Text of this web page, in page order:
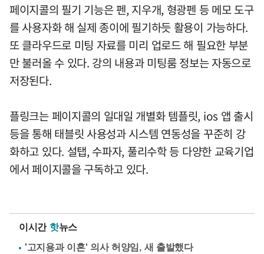
페이지콜의 필기 기능은 펜, 지우개, 형광펜 등 메모 도구
를 사용자화 해 실제 종이에 필기하듯 활용이 가능하다.
또 클라우드로 미팅 자료를 미리 업로드 해 필요한 부분
만 불러올 수 있다. 강의 내용과 미팅룸 정보는 자동으로
저장된다.
플링크는 페이지콜의 일대일 개별화 템플릿, ios 앱 출시
등을 통해 태블릿 사용성과 시스템 연동성을 꾸준히 강
화하고 있다. 설탭, 수파자, 풀리수학 등 다양한 교육기업
에서 페이지콜을 구독하고 있다.
이시간 핫뉴스
'고지용과 이혼' 의사 허양임, 새 출발했다